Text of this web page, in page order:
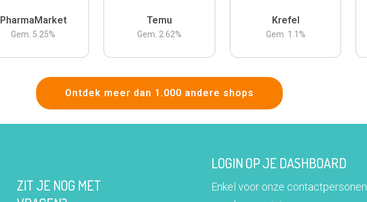
PharmaMarket
Gem. 5.25%
Temu
Gem. 2.62%
Krefel
Gem. 1.1 %
Ontdek meer dan 1.000 andere shops
ZIT JE NOG MET
LOGIN OP JE DASHBOARD
Enkel voor onze contactpersonen